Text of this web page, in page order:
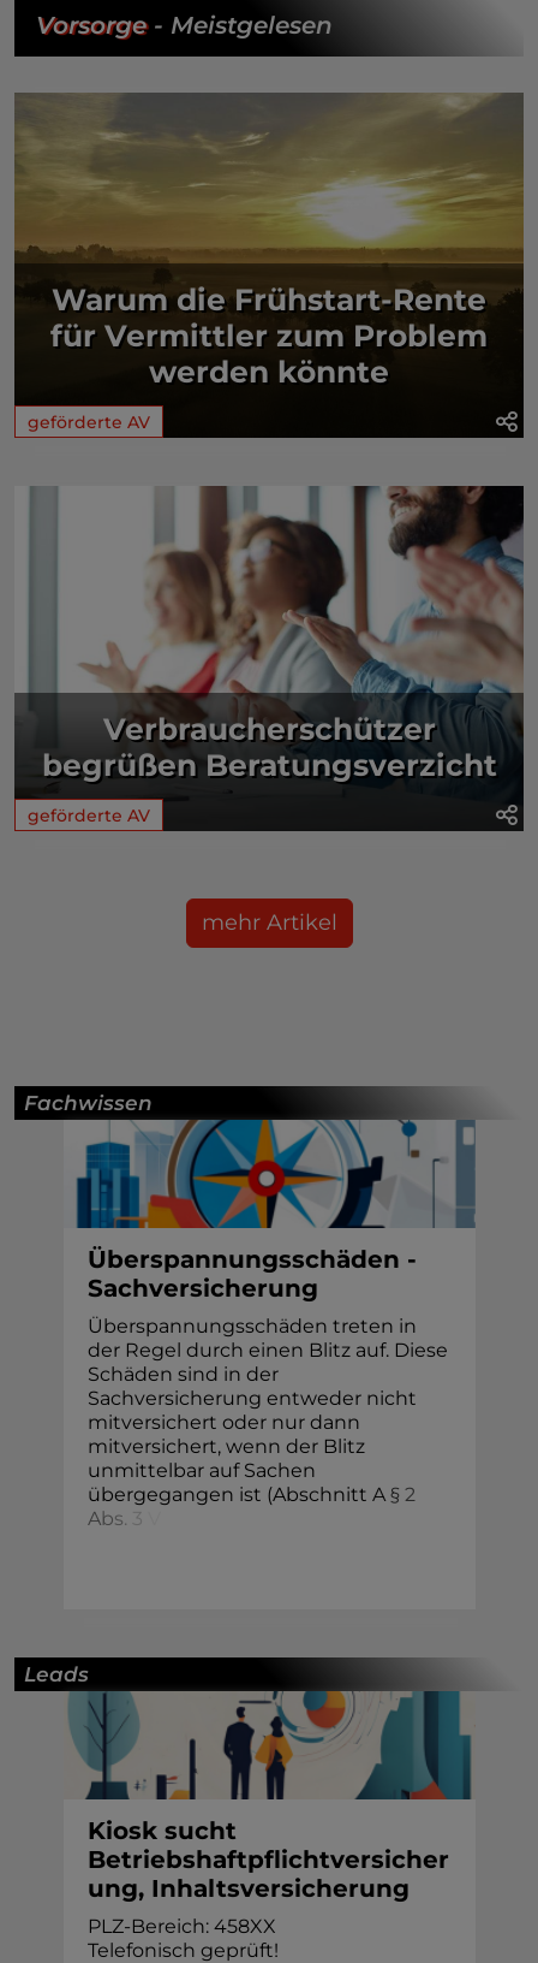
Vorsorge- Meistgelesen
Warum die Frühstart-Rente
für Vermittler zum Problem
werden könnte
geförderte AV
Verbraucherschützer
begrüßen Beratungsverzicht
geförderte AV
mehr Artikel
Fachwissen
Überspannungsschäden -
Sachversicherung
Überspannungsschäden treten in
der Regel durch einen Blitz auf. Diese
Schäden sind in der
Sachversicherung entweder nicht
mitversichert oder nur dann
mitversichert, wenn der Blitz
unmittelbar auf Sachen
übergegangen ist (Abschnitt A § 2
Abs. 3
Leads
Kiosk sucht
Betriebshaftpflichtversicher
ung, Inhaltsversicherung
PLZ-Bereich: 458XX
Telefonisch geprüft!